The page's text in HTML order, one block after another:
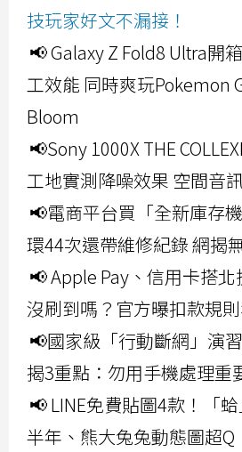
技玩家好文不漏接！
📢 Galaxy Z Fold8 Ultra開
工效能 同時爽玩Pokemon
Bloom
📢Sony 1000X THE
工地實測降噪效果 空間音
📢電商平台買「全新庫存
環44次還帶維修紀錄 網揭
📢 Apple Pay、信用卡搭
沒刷到嗎？官方曝扣款規
📢國家級「行動斷網」演
揭3重點：勿用手機處理重
📢 LINE免費貼圖4款！「
半年、熊大兔兔動態圖超Q